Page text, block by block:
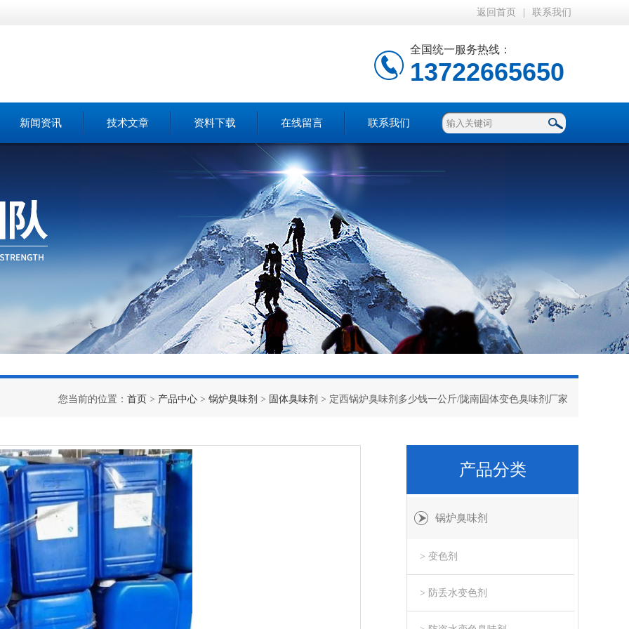
返回首页 联系我们
全国统一服务热线：
13722665650
新闻资讯 技术文章 资料下载 在线留言 联系我们
您当前的位置： 首页 > 产品中心 > 锅炉臭味剂 > 固体臭味剂 > 定西锅炉臭味剂多少钱一公斤/陇南固体变色臭味剂厂家
产品分类
锅炉臭味剂
> 变色剂
> 防丢水变色剂